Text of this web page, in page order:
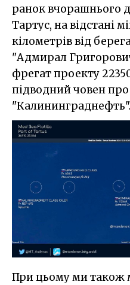
ранок вчорашнього
Тартус, на відстані
кілометрів від
"Адмирал
фрегат проекту
підводний човен
"Калининграднефть".
При цьому ми також